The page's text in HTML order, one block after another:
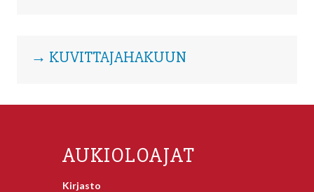
→ KUVITTAJAHAKUUN
AUKIOLOAJAT
Kirjasto